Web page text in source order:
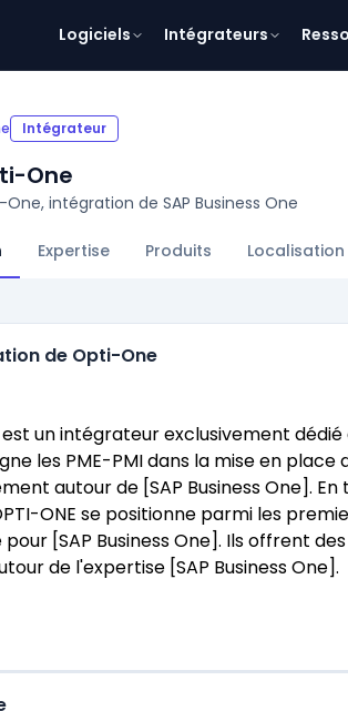
Logiciels Intégrateurs
Intégrateur
One
intégration de SAP Business One
Expertise Produits Localisation
de Opti-One
un intégrateur exclusivement dédié
les PME-PMI dans la mise en
autour de [SAP Business One].
ONE se positionne parmi les
pour [SAP Business One]. Ils offrent
de l'expertise [SAP Business One].